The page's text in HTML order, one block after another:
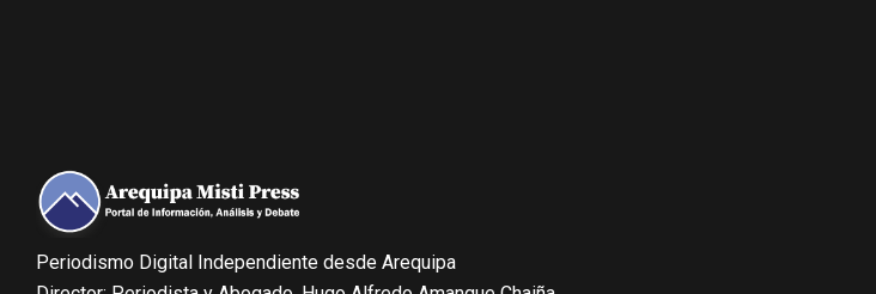
Periodismo Digital Independiente desde Arequipa